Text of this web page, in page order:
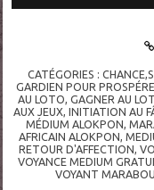
CATÉGORIES :
GARDIEN POUR
AU LOTO, GAGNER AU
AUX JEUX,INITIATION AU
MÉDIUM ALOKPON,
AFRICAIN ALOKPON,
RETOUR D'AFFECTION,
VOYANCE MEDIUM
VOYANT